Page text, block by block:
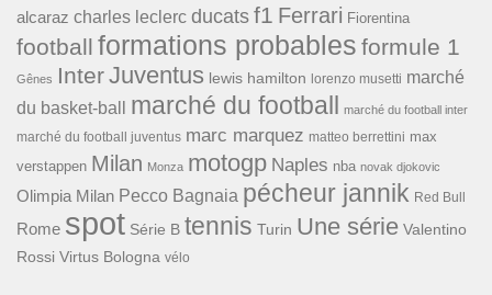
alcaraz charles leclerc ducats f1 Ferrari Fiorentina
football formations probables formule 1
Gênes InterJuventus lewis hamilton lorenzo musetti marché
du basket-ball
marché du football marché du football inter
marché du football juventus marc marquez matteo berrettini max
verstappen Milan Monza motogp Naples nba novak djokovic
Olimpia Milan Pecco Bagnaia pécheur jannik Red Bull
Rome spot Série B tennis Turin Une série Valentino
Rossi Virtus Bologna vélo